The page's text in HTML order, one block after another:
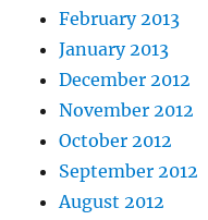
February 2013
January 2013
December 2012
November 2012
October 2012
September 2012
August 2012